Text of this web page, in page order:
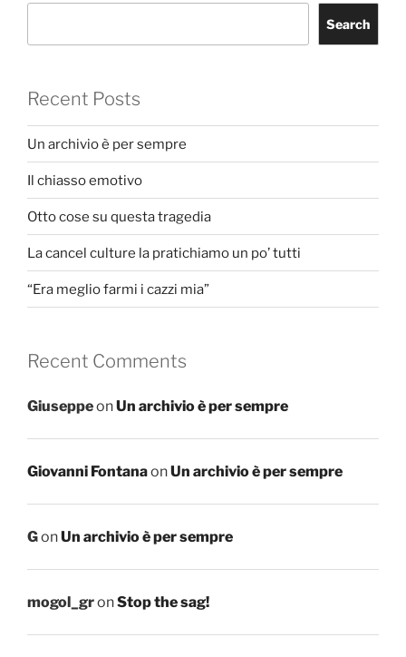
Search
Recent Posts
Un archivio è per sempre
Il chiasso emotivo
Otto cose su questa tragedia
La cancel culture la pratichiamo un po’ tutti
“Era meglio farmi i cazzi mia”
Recent Comments
GiuseppeonUn archivio è per sempre
Giovanni FontanaonUn archivio è per sempre
GonUn archivio è per sempre
mogol_gronStop the sag!